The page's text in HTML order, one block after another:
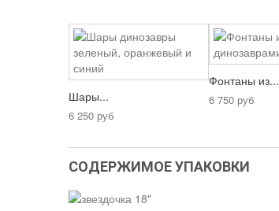
Шары...
6 250 руб
Фонтаны из...
6 750 руб
СОДЕРЖИМОЕ УПАКОВКИ